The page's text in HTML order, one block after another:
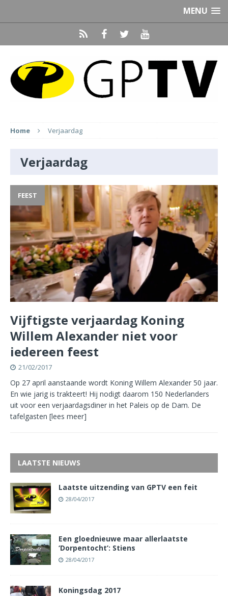
MENU
Home Verjaardag
Verjaardag
FEEST
Vijftigste verjaardag Koning
Willem Alexander niet voor
iedereen feest
21/02/2017
Op 27 april aanstaande wordt Koning Willem Alexander 50 jaar.
En wie jarig is trakteert! Hij nodigt daarom 150 Nederlanders
uit voor een verjaardagsdiner in het Paleis op de Dam. De
tafelgasten [lees meer]
LAATSTE NIEUWS
Laatste uitzending van GPTV een feit
28/04/2017
Een gloednieuwe maar allerlaatste
‘Dorpentocht’: Stiens
28/04/2017
Koningsdag 2017